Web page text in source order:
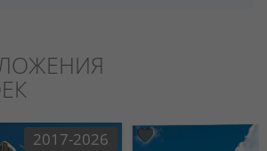
2017-2026